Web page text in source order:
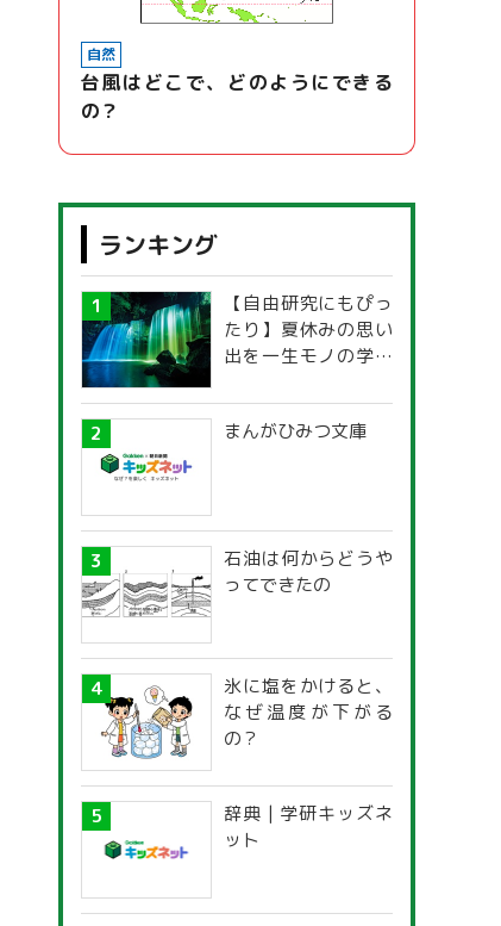
自然
台風はどこで、どのようにできる
の？
ランキング
【自由研究にもぴっ
たり】夏休みの思い
出を一生モノの学び
探究ガイド
まんがひみつ文庫
石油は何からどうや
ってできたの
氷に塩をかけると、
なぜ温度が下がる
の？
辞典 | 学研キッズネ
ット